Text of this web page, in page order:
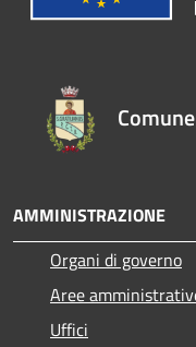
AMMINISTRAZIONE
Organi di governo
Aree
Uffici